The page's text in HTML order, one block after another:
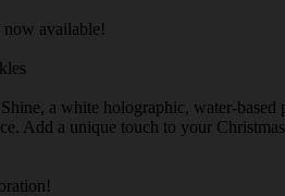
available!
a white holographic, water-
Add a unique touch to your